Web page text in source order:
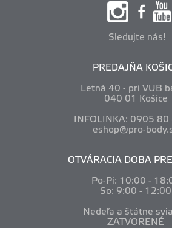
Sledujte nás!
PREDAJŇA
Letná 40 - pri VUB
040 01 Košice
INFOLINKA: 0905
eshop@pro-
OTVÁRACIA DOBA
Po-Pi: 10:00 -
So: 9:00 - 12:00
Nedeľa a štátne
ZATVORENÉ